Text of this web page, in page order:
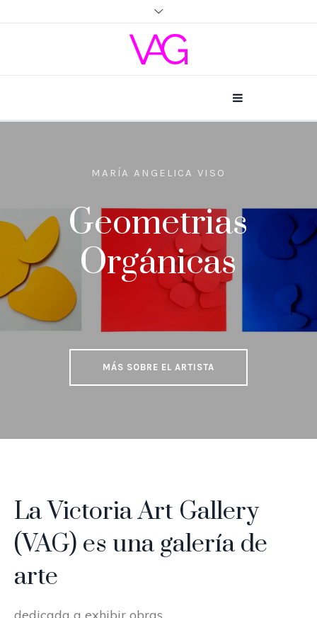
MÁS SOBRE EL ARTISTA
MARÍA ANGELICA VISO
Geometrias
Orgánicas
La Victoria Art Gallery
(VAG) es una galería de
arte